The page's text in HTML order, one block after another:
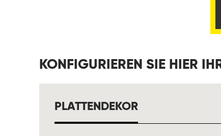
KONFIGURIEREN SIE HIER
PLATTENDEKORAUSWÄHLEN